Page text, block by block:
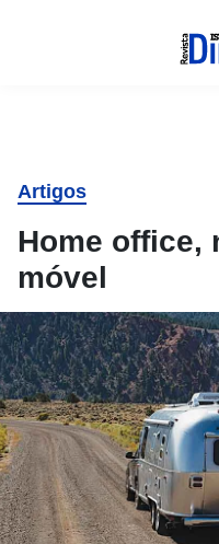
Artigos
Home office,
móvel